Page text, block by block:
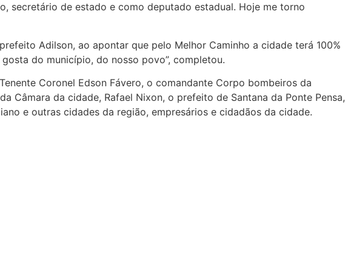
secretário de estado e como deputado estadual. Hoje me torno
Adilson, ao apontar que pelo Melhor Caminho a cidade terá 100%
do município, do nosso povo”, completou.
Coronel Edson Fávero, o comandante Corpo bombeiros da
Câmara da cidade, Rafael Nixon, o prefeito de Santana da Ponte Pensa,
e outras cidades da região, empresários e cidadãos da cidade.